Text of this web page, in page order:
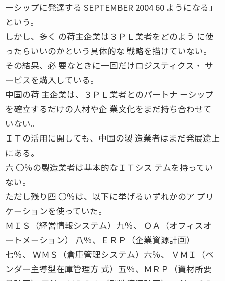
ーシップに発達する SEPTEMBER 2004 60 ようになる」
という。
しかし、多く の荷主企業は３ＰＬ業者をどのよう に使
ったらいいのかという具体的な 戦略を描けていない。
その結果、必 要なときに一回だけロジスティクス・ サ
ービスを購入している。
中国の荷 主企業は、３ＰＬ業者とのパートナ ーシップ
を確立するだけの人材や企 業文化をまだ持ち合わせて
いない。
ＩＴの活用に関しても、中国の製 造業者はまだ発展途上
にある。
六 〇％の製造業者は基本的なＩＴシス テムを持ってい
ない。
ただし残り四 〇％は、以下に挙げるいずれかのア プリ
ケーションを使っていた。
ＭＩＳ（経営情報システム）九％、 ＯＡ（オフィスオ
ートメーション） 八％、ＥＲＰ（企業資源計画）
七％、 ＷＭＳ（倉庫管理システム）六％、 ＶＭＩ（ベ
ンダー主導型在庫管理方 式）五％、ＭＲＰ（資材所要